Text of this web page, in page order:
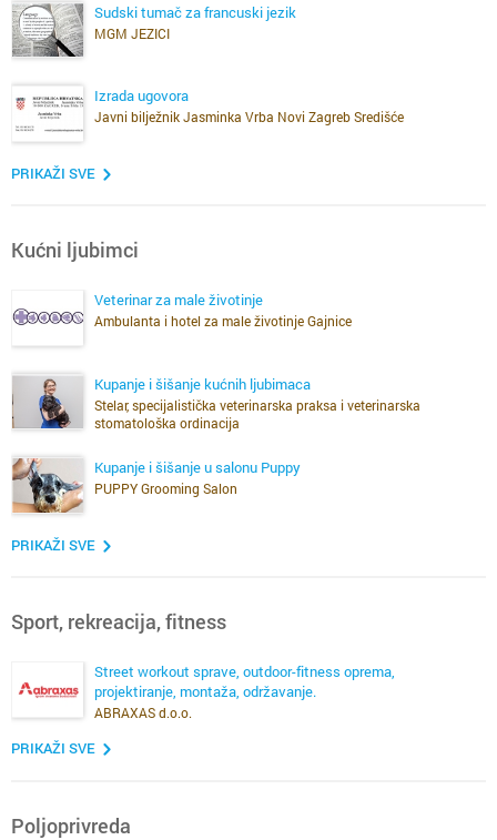
Sudski tumač za francuski jezik
MGM JEZICI
Izrada ugovora
Javni bilježnik Jasminka Vrba Novi Zagreb Središće
PRIKAŽI SVE
Kućni ljubimci
Veterinar za male životinje
Ambulanta i hotel za male životinje Gajnice
Kupanje i šišanje kućnih ljubimaca
Stelar, specijalistička veterinarska praksa i veterinarska
stomatološka ordinacija
Kupanje i šišanje u salonu Puppy
PUPPY Grooming Salon
PRIKAŽI SVE
Sport, rekreacija, fitness
Street workout sprave, outdoor-fitness oprema,
projektiranje, montaža, održavanje.
ABRAXAS d.o.o.
PRIKAŽI SVE
Poljoprivreda